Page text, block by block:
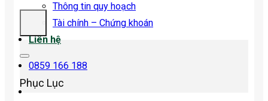
Thông tin quy hoạch
Tài chính – Chứng khoán
Liên hệ
0859 166 188
Phục Lục